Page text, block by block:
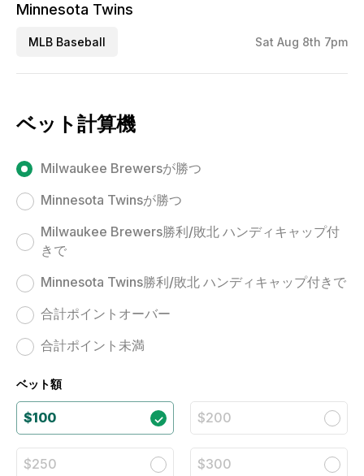
Minnesota Twins
MLB Baseball Sat Aug 8th 7pm
ベット計算機
Milwaukee Brewersが勝つ
Minnesota Twinsが勝つ
Milwaukee Brewers勝利/敗北 ハンディキャップ付
きで
Minnesota Twins勝利/敗北 ハンディキャップ付きで
合計ポイントオーバー
合計ポイント未満
ベット額
$100 $200
$250 $300